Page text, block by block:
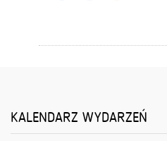
KALENDARZ WYDARZEŃ